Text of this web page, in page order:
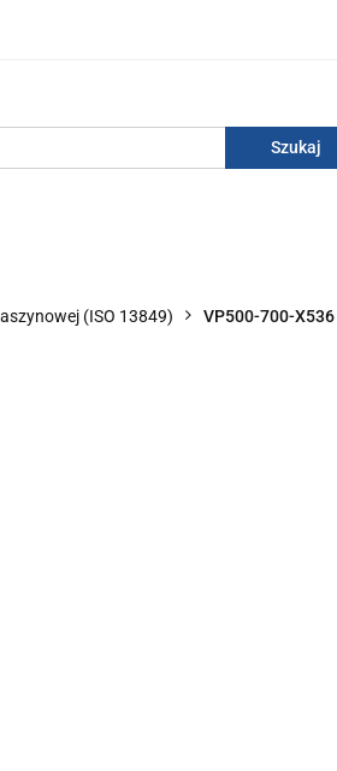
SMC
AUTORYZOWANY DYSTRYBUTOR SMC
(ISO 13849) VP500-700-X536